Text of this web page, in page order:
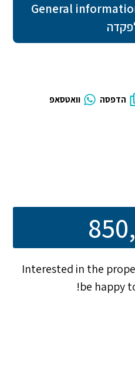
General
הדפסה וואטסאפ
Interested in the
be happy